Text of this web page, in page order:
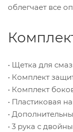
облегчает все
• Щетка для
• Комплект
• Комплект
• Пластиковая
•
• 3 рука с